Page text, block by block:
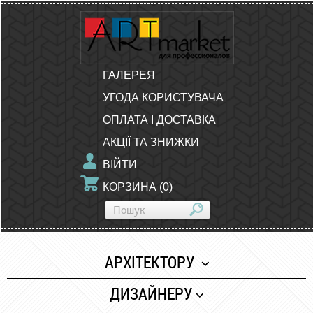
ГАЛЕРЕЯ
УГОДА КОРИСТУВАЧА
ОПЛАТА І ДОСТАВКА
АКЦІЇ ТА ЗНИЖКИ
ВІЙТИ
КОРЗИНА (0)
АРХІТЕКТОРУ
Папір
ДИЗАЙНЕРУ